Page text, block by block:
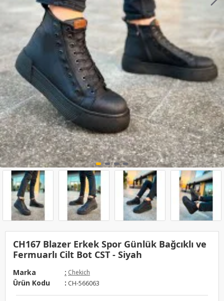
CH167 Blazer Erkek Spor Günlük Bağcıklı ve
Fermuarlı Cilt Bot CST - Siyah
Marka : Chekich
Ürün Kodu : CH-566063